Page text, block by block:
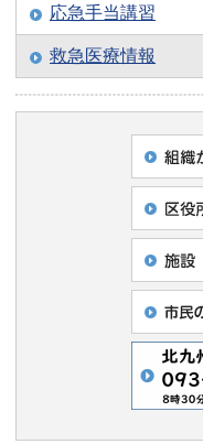
応急手当講習
救急医療情報